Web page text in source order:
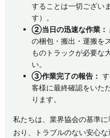
することは一切ござい
す）。
②当日の迅速な作業：
の梱包・搬出・運搬を
ものトラックが必要な
い。
③作業完了の報告：
客様に最終確認をいた
ります。
私たちは、業界協会の基準
おり、トラブルのない安心